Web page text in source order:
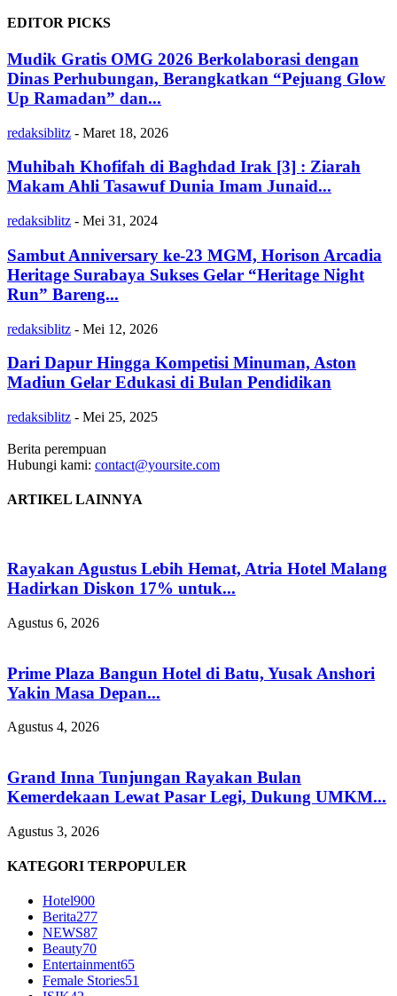
EDITOR PICKS
Mudik Gratis OMG 2026 Berkolaborasi dengan
Dinas Perhubungan, Berangkatkan “Pejuang Glow
Up Ramadan” dan...
redaksiblitz - Maret 18, 2026
Muhibah Khofifah di Baghdad Irak [3] : Ziarah
Makam Ahli Tasawuf Dunia Imam Junaid...
redaksiblitz - Mei 31, 2024
Sambut Anniversary ke-23 MGM, Horison Arcadia
Heritage Surabaya Sukses Gelar “Heritage Night
Run” Bareng...
redaksiblitz - Mei 12, 2026
Dari Dapur Hingga Kompetisi Minuman, Aston
Madiun Gelar Edukasi di Bulan Pendidikan
redaksiblitz - Mei 25, 2025
Berita perempuan
Hubungi kami: contact@yoursite.com
ARTIKEL LAINNYA
Rayakan Agustus Lebih Hemat, Atria Hotel Malang
Hadirkan Diskon 17% untuk...
Agustus 6, 2026
Prime Plaza Bangun Hotel di Batu, Yusak Anshori
Yakin Masa Depan...
Agustus 4, 2026
Grand Inna Tunjungan Rayakan Bulan
Kemerdekaan Lewat Pasar Legi, Dukung UMKM...
Agustus 3, 2026
KATEGORI TERPOPULER
Hotel900
Berita277
NEWS87
Beauty70
Entertainment65
Female Stories51